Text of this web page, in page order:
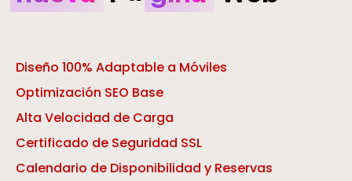
Diseño 100% Adaptable a Móviles
Optimización SEO Base
Alta Velocidad de Carga
Certificado de Seguridad SSL
Calendario de Disponibilidad y Reservas